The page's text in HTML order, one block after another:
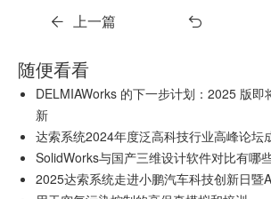
上一篇
随便看看
DELMIAWorks 的下一步计划：2025 版即
新
达索系统2024年度泛高科技行业高峰论坛
SolidWorks与国产三维设计软件对比有哪
2025达索系统走进小鹏汽车科技创新日暨